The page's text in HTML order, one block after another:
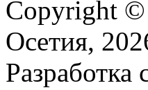
Copyright
Осетия,
Разработка